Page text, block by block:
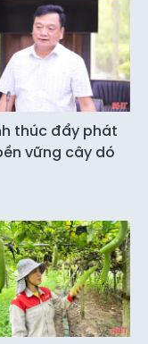
thúc đẩy phát
vững cây dó